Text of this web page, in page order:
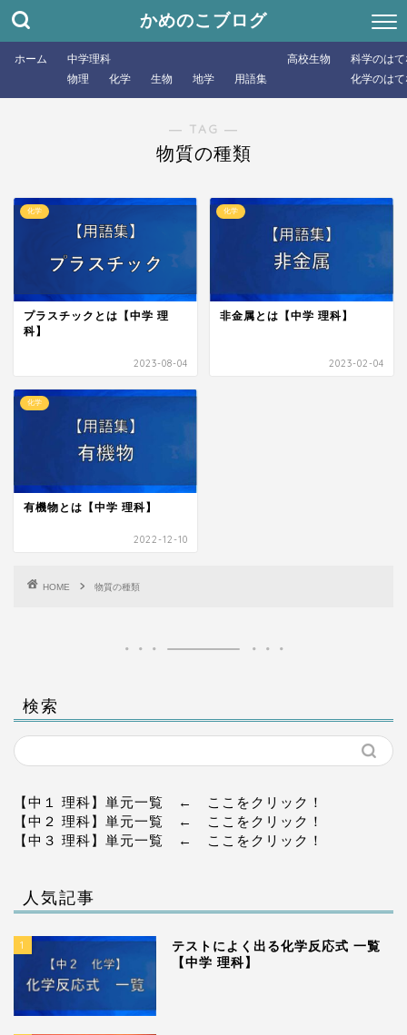
かめのこブログ
ホーム
中学理科
物理
化学 生物 地学 用語集
高校生物
科学のは
化学のは
― TAG ―
物質の種類
化学
プラスチックとは【中学 理
科】
2023-08-04
化学
非金属とは【中学 理科】
2023-02-04
化学
有機物とは【中学 理科】
2022-12-10
HOME 物質の種類
検索
【中１ 理科】単元一覧 ← ここをクリック！
【中２ 理科】単元一覧 ← ここをクリック！
【中３ 理科】単元一覧 ← ここをクリック！
人気記事
1
テストによく出る化学反応式 一覧
【中学 理科】